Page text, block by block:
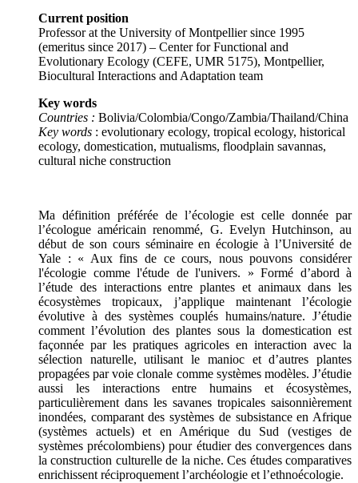
Current position
Professor at the University of Montpellier since 1995
(emeritus since 2017) – Center for Functional and
Evolutionary Ecology (CEFE, UMR 5175), Montpellier,
Biocultural Interactions and Adaptation team
Key words
Countries : Bolivia/Colombia/Congo/Zambia/Thailand/China
Key words : evolutionary ecology, tropical ecology, historical
ecology, domestication, mutualisms, floodplain savannas,
cultural niche construction
Ma définition préférée de l’écologie est celle donnée par
l’écologue américain renommé, G. Evelyn Hutchinson, au
début de son cours séminaire en écologie à l’Université de
Yale : « Aux fins de ce cours, nous pouvons considérer
l'écologie comme l'étude de l'univers. » Formé d’abord à
l’étude des interactions entre plantes et animaux dans les
écosystèmes tropicaux, j’applique maintenant l’écologie
évolutive à des systèmes couplés humains/nature. J’étudie
comment l’évolution des plantes sous la domestication est
façonnée par les pratiques agricoles en interaction avec la
sélection naturelle, utilisant le manioc et d’autres plantes
propagées par voie clonale comme systèmes modèles. J’étudie
aussi les interactions entre humains et écosystèmes,
particulièrement dans les savanes tropicales saisonnièrement
inondées, comparant des systèmes de subsistance en Afrique
(systèmes actuels) et en Amérique du Sud (vestiges de
systèmes précolombiens) pour étudier des convergences dans
la construction culturelle de la niche. Ces études comparatives
enrichissent réciproquement l’archéologie et l’ethnoécologie.